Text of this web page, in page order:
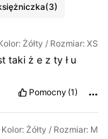
(3)
Żółty / Rozmiar: XS
taki ż e z ty ł u
Pomocny (1)
Kolor: Żółty / Rozmiar: M